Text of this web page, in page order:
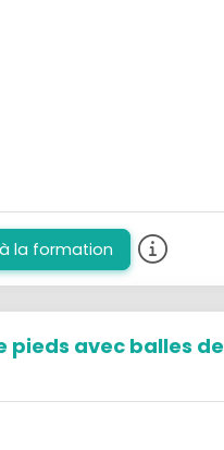
la formation
pieds avec balles de